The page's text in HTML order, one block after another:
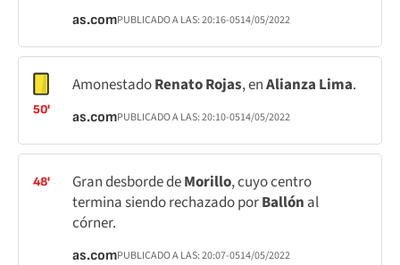
as.comPUBLICADO A LAS:20:16-0514/05/2022
50'
AmonestadoRenato Rojas, enAlianza Lima.
as.comPUBLICADO A LAS:20:10-0514/05/2022
48' Gran desborde deMorillo, cuyo centro
termina siendo rechazado porBallón al
córner.
as.comPUBLICADO A LAS:20:07-0514/05/2022